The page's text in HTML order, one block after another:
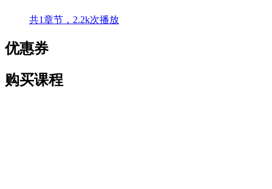
共1章节，2.2k次播放
优惠券
购买课程